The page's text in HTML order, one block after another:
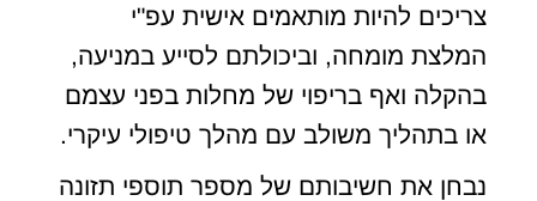
צריכים להיות מותאמים אישית עפ"י
המלצת מומחה, וביכולתם לסייע במניעה,
בהקלה ואף בריפוי של מחלות בפני עצמם
או בתהליך משולב עם מהלך טיפולי עיקרי.
נבחן את חשיבותם של מספר תוספי תזונה